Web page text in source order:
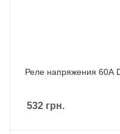
Реле напряжения 60А
532 грн.